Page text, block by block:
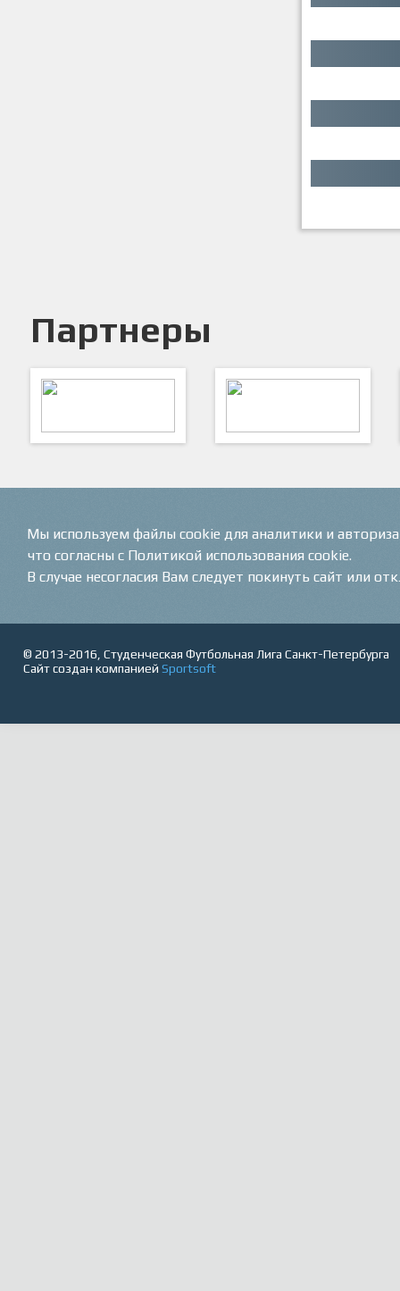
Партнеры
© 2013-2016, Студенческая Футбольная Лига Санкт-Петербурга
Сайт создан компанией Sportsoft
Мы используем файлы cookie для аналитики и
что согласны с Политикой использования cookie.
В случае несогласия Вам следует покинуть сайт или